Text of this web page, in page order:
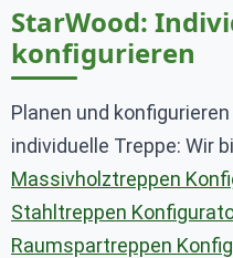
StarWood:
konfigurieren
Planen und
individuelle Treppe: Wir
Massivholztreppen
Stahltreppen
Raumspartreppen